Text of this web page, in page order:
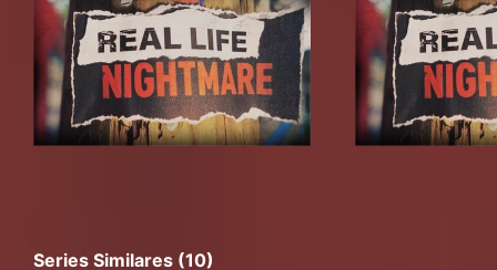
Series Similares (10)